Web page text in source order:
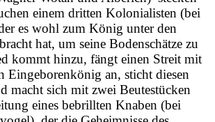
einem dritten Kolonialisten (bei
es wohl zum König unter den
hat, um seine Bodenschätze zu
kommt hinzu, fängt einen Streit mit
Eingeborenkönig an, sticht diesen
macht sich mit zwei Beutestücken
eines bebrillten Knaben (bei